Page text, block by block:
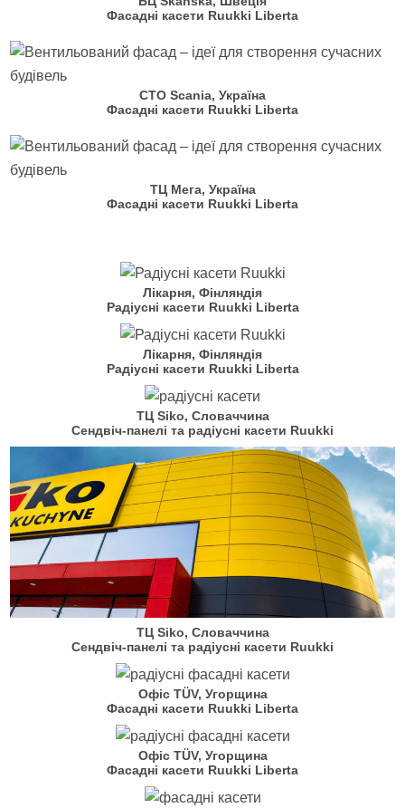
Фасадні касети Ruukki Liberta
СТО Scania, Україна
Фасадні касети Ruukki Liberta
ТЦ Мега, Україна
Фасадні касети Ruukki Liberta
Лікарня, Фінляндія
Радіусні касети Ruukki Liberta
Лікарня, Фінляндія
Радіусні касети Ruukki Liberta
ТЦ Siko, Словаччина
Сендвіч-панелі та радіусні касети Ruukki
ТЦ Siko, Словаччина
Сендвіч-панелі та радіусні касети Ruukki
Офіс TÜV, Угорщина
Фасадні касети Ruukki Liberta
Офіс TÜV, Угорщина
Фасадні касети Ruukki Liberta